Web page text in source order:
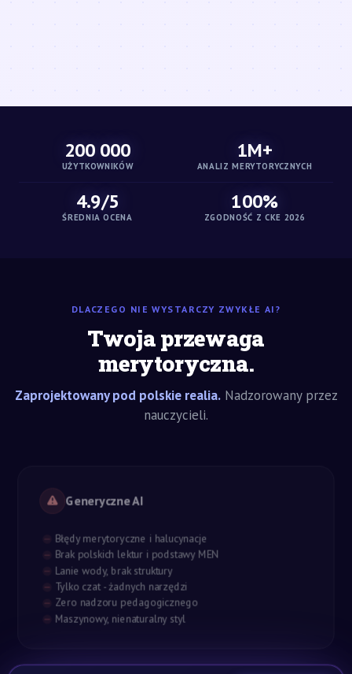
200 000
UŻYTKOWNIKÓW
1M+
ANALIZ MERYTORYCZNYCH
4.9/5
ŚREDNIA OCENA
100%
ZGODNOŚĆ Z CKE 2026
DLACZEGO NIE WYSTARCZY ZWYKŁE AI?
Twoja przewaga
merytoryczna.
Zaprojektowany pod polskie realia.Nadzorowany przez
nauczycieli.
Generyczne AI
Błędy merytoryczne i halucynacje
Brak polskich lektur i podstawy MEN
Lanie wody, brak struktury
Tylko czat - żadnych narzędzi
Zero nadzoru pedagogicznego
Maszynowy, nienaturalny styl